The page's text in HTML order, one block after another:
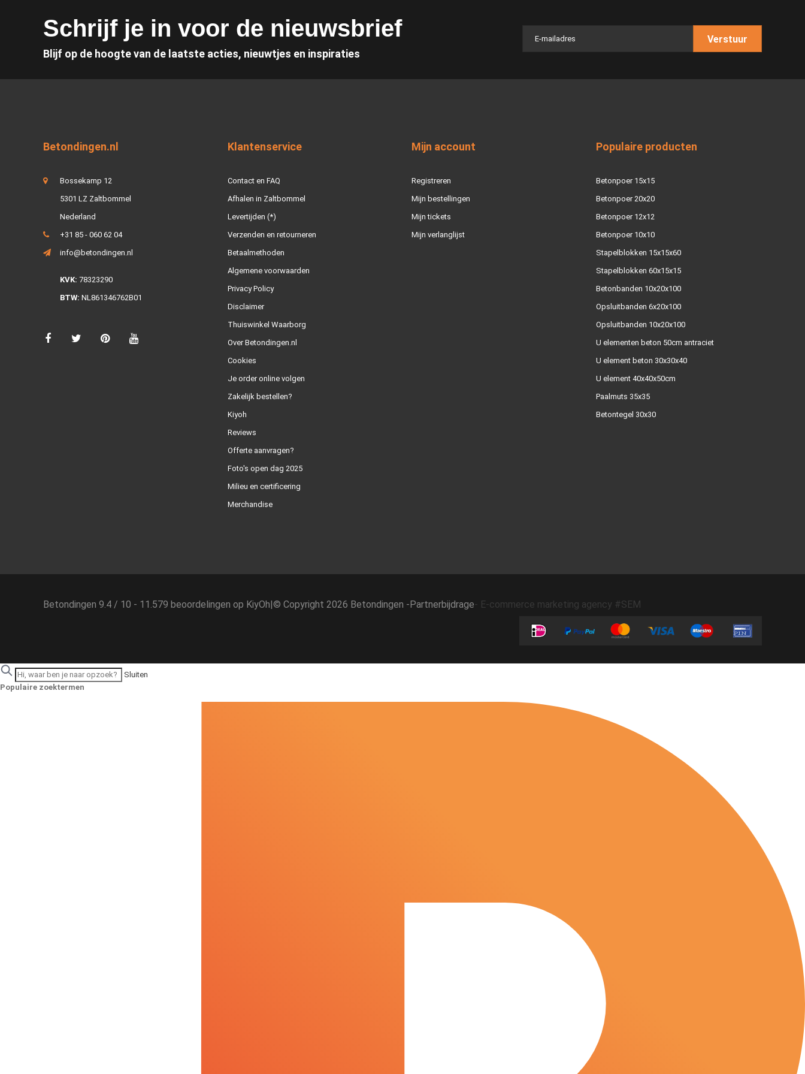
Schrijf je in voor de nieuwsbrief
Blijf op de hoogte van de laatste acties, nieuwtjes en inspiraties
Verstuur
Betondingen.nl
Bossekamp 12
5301 LZ Zaltbommel
Nederland
+31 85 - 060 62 04
info@betondingen.nl
KVK: 78323290
BTW: NL861346762B01
Klantenservice
Contact en FAQ
Afhalen in Zaltbommel
Levertijden (*)
Verzenden en retourneren
Betaalmethoden
Algemene voorwaarden
Privacy Policy
Disclaimer
Thuiswinkel Waarborg
Over Betondingen.nl
Cookies
Je order online volgen
Zakelijk bestellen?
Kiyoh
Reviews
Offerte aanvragen?
Foto's open dag 2025
Milieu en certificering
Merchandise
Mijn account
Registreren
Mijn bestellingen
Mijn tickets
Mijn verlanglijst
Populaire producten
Betonpoer 15x15
Betonpoer 20x20
Betonpoer 12x12
Betonpoer 10x10
Stapelblokken 15x15x60
Stapelblokken 60x15x15
Betonbanden 10x20x100
Opsluitbanden 6x20x100
Opsluitbanden 10x20x100
U elementen beton 50cm antraciet
U element beton 30x30x40
U element 40x40x50cm
Paalmuts 35x35
Betontegel 30x30
Betondingen 9.4 / 10 - 11.579 beoordelingen op KiyOh|© Copyright 2026 Betondingen -Partnerbijdrage- E-commerce marketing agency #SEM
Sluiten
Populaire zoektermen